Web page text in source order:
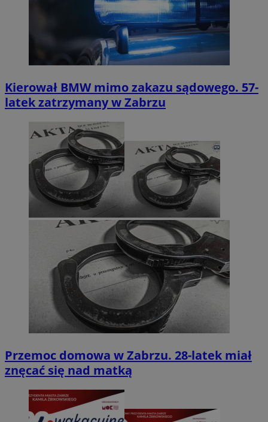
Kierował BMW mimo zakazu sądowego. 57-
latek zatrzymany w Zabrzu
Przemoc domowa w Zabrzu. 28-latek miał
znęcać się nad matką